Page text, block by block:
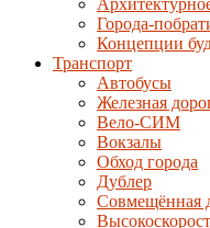
Города-
Концепции
Транспорт
Автобусы
Железная
Вело-СИМ
Вокзалы
Обход города
Дублер
Совмещённая